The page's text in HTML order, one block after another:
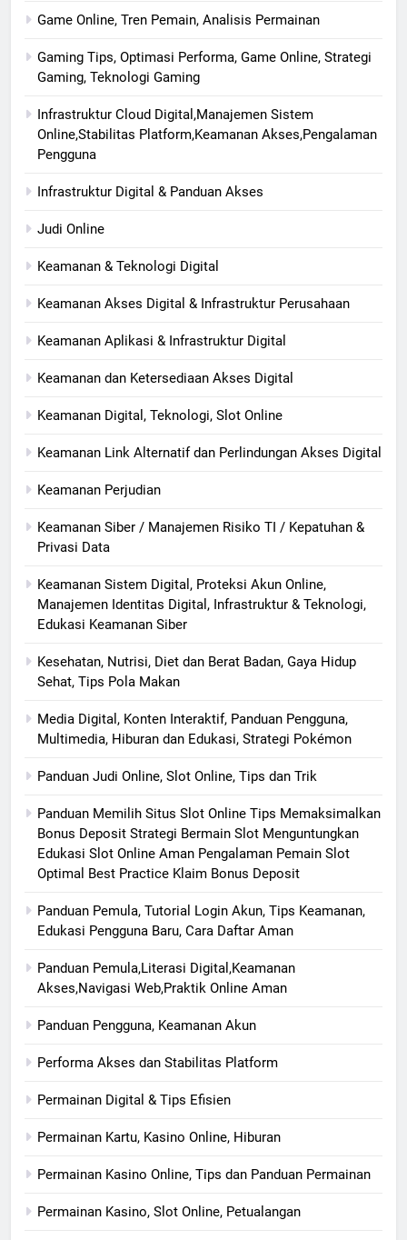
Game Online, Tren Pemain, Analisis Permainan
Gaming Tips, Optimasi Performa, Game Online, Strategi
Gaming, Teknologi Gaming
Infrastruktur Cloud Digital,Manajemen Sistem
Online,Stabilitas Platform,Keamanan Akses,Pengalaman
Pengguna
Infrastruktur Digital & Panduan Akses
Judi Online
Keamanan & Teknologi Digital
Keamanan Akses Digital & Infrastruktur Perusahaan
Keamanan Aplikasi & Infrastruktur Digital
Keamanan dan Ketersediaan Akses Digital
Keamanan Digital, Teknologi, Slot Online
Keamanan Link Alternatif dan Perlindungan Akses Digital
Keamanan Perjudian
Keamanan Siber / Manajemen Risiko TI / Kepatuhan &
Privasi Data
Keamanan Sistem Digital, Proteksi Akun Online,
Manajemen Identitas Digital, Infrastruktur & Teknologi,
Edukasi Keamanan Siber
Kesehatan, Nutrisi, Diet dan Berat Badan, Gaya Hidup
Sehat, Tips Pola Makan
Media Digital, Konten Interaktif, Panduan Pengguna,
Multimedia, Hiburan dan Edukasi, Strategi Pokémon
Panduan Judi Online, Slot Online, Tips dan Trik
Panduan Memilih Situs Slot Online Tips Memaksimalkan
Bonus Deposit Strategi Bermain Slot Menguntungkan
Edukasi Slot Online Aman Pengalaman Pemain Slot
Optimal Best Practice Klaim Bonus Deposit
Panduan Pemula, Tutorial Login Akun, Tips Keamanan,
Edukasi Pengguna Baru, Cara Daftar Aman
Panduan Pemula,Literasi Digital,Keamanan
Akses,Navigasi Web,Praktik Online Aman
Panduan Pengguna, Keamanan Akun
Performa Akses dan Stabilitas Platform
Permainan Digital & Tips Efisien
Permainan Kartu, Kasino Online, Hiburan
Permainan Kasino Online, Tips dan Panduan Permainan
Permainan Kasino, Slot Online, Petualangan